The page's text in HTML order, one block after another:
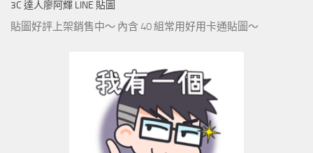
3C 達人廖阿輝 LINE 貼圖
貼圖好評上架銷售中～ 內含 40 組常用好用卡通貼圖～